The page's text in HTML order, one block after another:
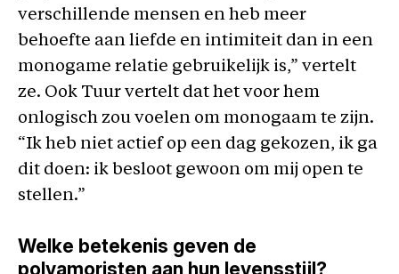
verschillende mensen en heb meer
behoefte aan liefde en intimiteit dan in een
monogame relatie gebruikelijk is,” vertelt
ze. Ook Tuur vertelt dat het voor hem
onlogisch zou voelen om monogaam te zijn.
“Ik heb niet actief op een dag gekozen, ik ga
dit doen: ik besloot gewoon om mij open te
stellen.”
Welke betekenis geven de
polyamoristen aan hun levensstijl?